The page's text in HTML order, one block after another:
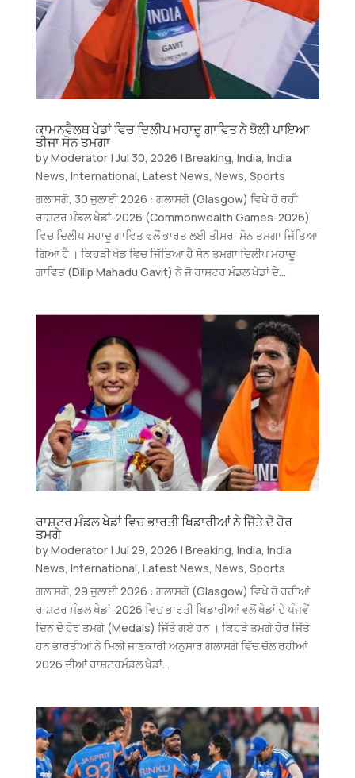
ਕਾਮਨਵੈਲਥ ਖੇਡਾਂ ਵਿਚ ਦਿਲੀਪ ਮਹਾਦੂ ਗਾਵਿਤ ਨੇ ਝੋਲੀ ਪਾਇਆ
ਤੀਜਾ ਸੋਨ ਤਮਗਾ
byModerator|Jul 30, 2026 | Breaking, India, India
News, International, Latest News, News, Sports
ਗਲਾਸਗੋ, 30 ਜੁਲਾਈ 2026 : ਗਲਾਸਗੋ (Glasgow) ਵਿਖੇ ਹੋ ਰਹੀ
ਰਾਸ਼ਟਰ ਮੰਡਲ ਖੇਡਾਂ-2026 (Commonwealth Games-2026)
ਵਿਚ ਦਿਲੀਪ ਮਹਾਦੂ ਗਾਵਿਤ ਵਲੋਂ ਭਾਰਤ ਲਈ ਤੀਸਰਾ ਸੋਨ ਤਮਗਾ ਜਿੱਤਿਆ
ਗਿਆ ਹੈ । ਕਿਹੜੀ ਖੇਡ ਵਿਚ ਜਿੱਤਿਆ ਹੈ ਸੋਨ ਤਮਗਾ ਦਿਲੀਪ ਮਹਾਦੂ
ਗਾਵਿਤ (Dilip Mahadu Gavit) ਨੇ ਜੋ ਰਾਸ਼ਟਰ ਮੰਡਲ ਖੇਡਾਂ ਦੇ...
ਰਾਸ਼ਟਰ ਮੰਡਲ ਖੇਡਾਂ ਵਿਚ ਭਾਰਤੀ ਖਿਡਾਰੀਆਂ ਨੇ ਜਿੱਤੇ ਦੋ ਹੋਰ
ਤਮਗੇ
byModerator|Jul 29, 2026 | Breaking, India, India
News, International, Latest News, News, Sports
ਗਲਾਸਗੋ, 29 ਜੁਲਾਈ 2026 : ਗਲਾਸਗੋ (Glasgow) ਵਿਖੇ ਹੋ ਰਹੀਆਂ
ਰਾਸ਼ਟਰ ਮੰਡਲ ਖੇਡਾਂ-2026 ਵਿਚ ਭਾਰਤੀ ਖਿਡਾਰੀਆਂ ਵਲੋਂ ਖੇਡਾਂ ਦੇ ਪੰਜਵੇਂ
ਦਿਨ ਦੋ ਹੋਰ ਤਮਗੇ (Medals) ਜਿੱਤੇ ਗਏ ਹਨ । ਕਿਹੜੇ ਤਮਗੇ ਹੋਰ ਜਿੱਤੇ
ਹਨ ਭਾਰਤੀਆਂ ਨੇ ਮਿਲੀ ਜਾਣਕਾਰੀ ਅਨੁਸਾਰ ਗਲਾਸਗੋ ਵਿੱਚ ਚੱਲ ਰਹੀਆਂ
2026 ਦੀਆਂ ਰਾਸ਼ਟਰਮੰਡਲ ਖੇਡਾਂ...